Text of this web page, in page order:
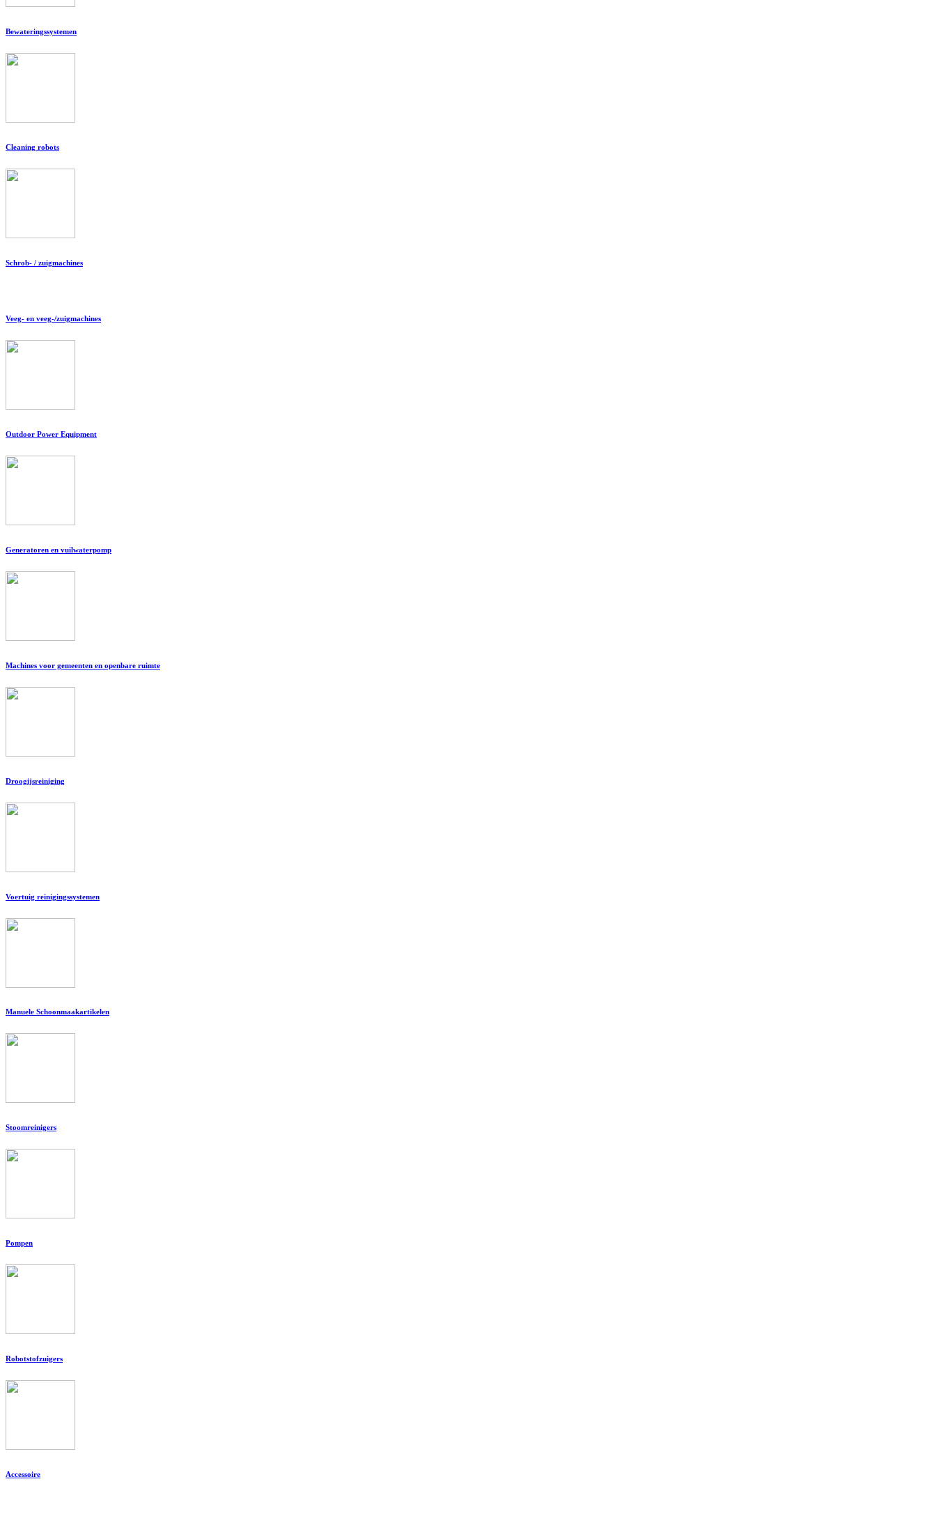
Bewateringssystemen
Cleaning robots
Schrob- / zuigmachines
Veeg- en veeg-/zuigmachines
Outdoor Power Equipment
Generatoren en vuilwaterpomp
Machines voor gemeenten en openbare ruimte
Droogijsreiniging
Voertuig reinigingssystemen
Manuele Schoonmaakartikelen
Stoomreinigers
Pompen
Robotstofzuigers
Accessoire